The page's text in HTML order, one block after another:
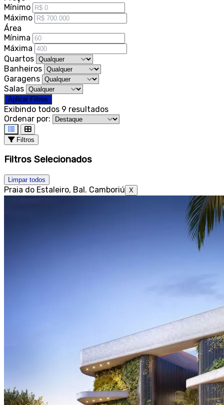
Mínimo
Máximo
Área
Mínima
Máxima
Quartos
Banheiros
Garagens
Salas
Aplicar Filtros
Exibindo todos 9 resultados
Ordenar por:
Filtros
Filtros Selecionados
Limpar todos
Praia do Estaleiro, Bal. Camboriú X